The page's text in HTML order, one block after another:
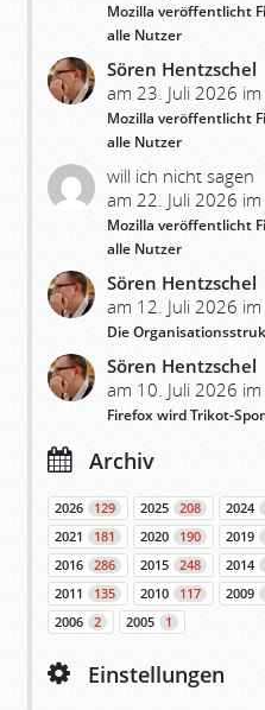
Mozilla veröffentlicht
alle Nutzer
Sören Hentzschel
am 23. Juli 2026 im
Mozilla veröffentlicht
alle Nutzer
will ich nicht sagen
am 22. Juli 2026 im
Mozilla veröffentlicht
alle Nutzer
Sören Hentzschel
am 12. Juli 2026 im
Die
Sören Hentzschel
am 10. Juli 2026 im
Firefox wird Trikot-
Archiv
2026 129 2025 208 2024
2021
181 2020 190 2019
2016
286 2015 248 2014
2011
135 2010 117 2009
2006
2 2005 1
Einstellungen